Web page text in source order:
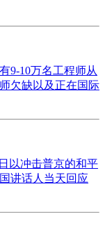
9-10万名工程师从
欠缺以及正在国际
以冲击普京的和平
讲话人当天回应